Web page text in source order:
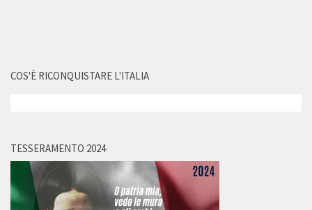
COS'È RICONQUISTARE L'ITALIA
TESSERAMENTO 2024